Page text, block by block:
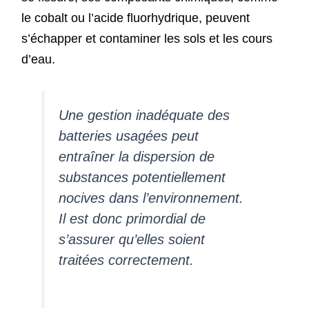
le cobalt ou l’acide fluorhydrique, peuvent
s’échapper et contaminer les sols et les cours
d’eau.
Une gestion inadéquate des
batteries usagées peut
entraîner la dispersion de
substances potentiellement
nocives dans l’environnement.
Il est donc primordial de
s’assurer qu’elles soient
traitées correctement.